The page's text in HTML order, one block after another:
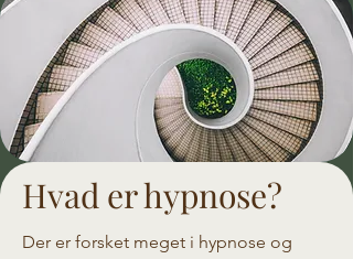
Hvad er hypnose?
Der er forsket meget i hypnose og